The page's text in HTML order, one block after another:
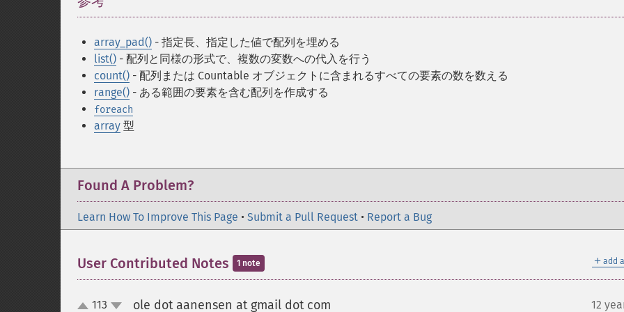
array_pad() - 指定長、指定した値で配列を埋める
list() - 配列と同様の形式で、複数の変数への代入を行う
count() - 配列または Countable オブジェクトに含まれるすべての要素の数を数える
range() - ある範囲の要素を含む配列を作成する
foreach
array 型
Found A Problem?
Learn How To Improve This Page • Submit a Pull Request • Report a Bug
＋ add
User Contributed Notes 1 note
113 ole dot aanensen at gmail dot com 12